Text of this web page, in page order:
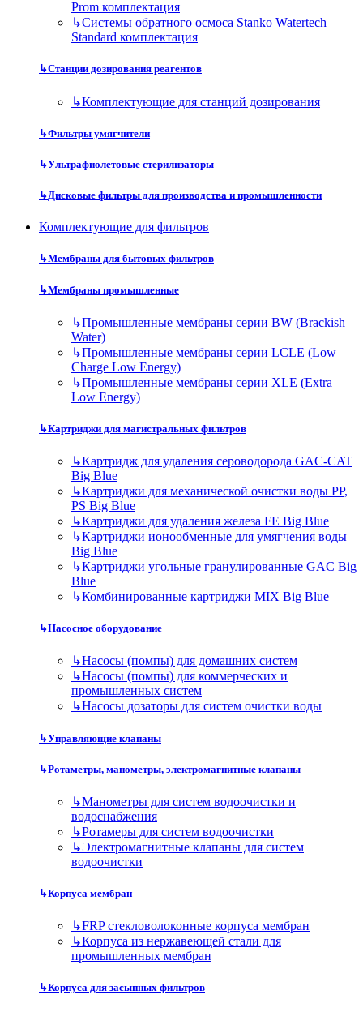
Prom комплектация
↳Системы обратного осмоса Stanko Watertech
Standard комплектация
↳Станции дозирования реагентов
↳Комплектующие для станций дозирования
↳Фильтры умягчители
↳Ультрафиолетовые стерилизаторы
↳Дисковые фильтры для производства и промышленности
Комплектующие для фильтров
↳Мембраны для бытовых фильтров
↳Мембраны промышленные
↳Промышленные мембраны серии BW (Brackish
Water)
↳Промышленные мембраны серии LCLE (Low
Charge Low Energy)
↳Промышленные мембраны серии XLE (Extra
Low Energy)
↳Картриджи для магистральных фильтров
↳Картридж для удаления сероводорода GAC-CAT
Big Blue
↳Картриджи для механической очистки воды PP,
PS Big Blue
↳Картриджи для удаления железа FE Big Blue
↳Картриджи ионообменные для умягчения воды
Big Blue
↳Картриджи угольные гранулированные GAC Big
Blue
↳Комбинированные картриджи MIX Big Blue
↳Насосное оборудование
↳Насосы (помпы) для домашних систем
↳Насосы (помпы) для коммерческих и
промышленных систем
↳Насосы дозаторы для систем очистки воды
↳Управляющие клапаны
↳Ротаметры, манометры, электромагнитные клапаны
↳Манометры для систем водоочистки и
водоснабжения
↳Ротамеры для систем водоочистки
↳Электромагнитные клапаны для систем
водоочистки
↳Корпуса мембран
↳FRP стекловолоконные корпуса мембран
↳Корпуса из нержавеющей стали для
промышленных мембран
↳Корпуса для засыпных фильтров